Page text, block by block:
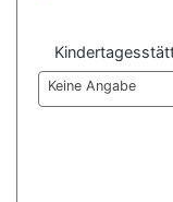
Keine Angabe